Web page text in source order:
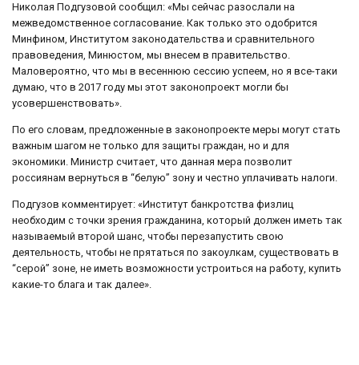
Николая Подгузовой сообщил: «Мы сейчас разослали на
межведомственное согласование. Как только это одобрится
Минфином, Институтом законодательства и сравнительного
правоведения, Минюстом, мы внесем в правительство.
Маловероятно, что мы в весеннюю сессию успеем, но я все-таки
думаю, что в 2017 году мы этот законопроект могли бы
усовершенствовать».
По его словам, предложенные в законопроекте меры могут стать
важным шагом не только для защиты граждан, но и для
экономики. Министр считает, что данная мера позволит
россиянам вернуться в “белую” зону и честно уплачивать налоги.
Подгузов комментирует: «Институт банкротства физлиц
необходим с точки зрения гражданина, который должен иметь так
называемый второй шанс, чтобы перезапустить свою
деятельность, чтобы не прятаться по закоулкам, существовать в
“серой” зоне, не иметь возможности устроиться на работу, купить
какие-то блага и так далее».